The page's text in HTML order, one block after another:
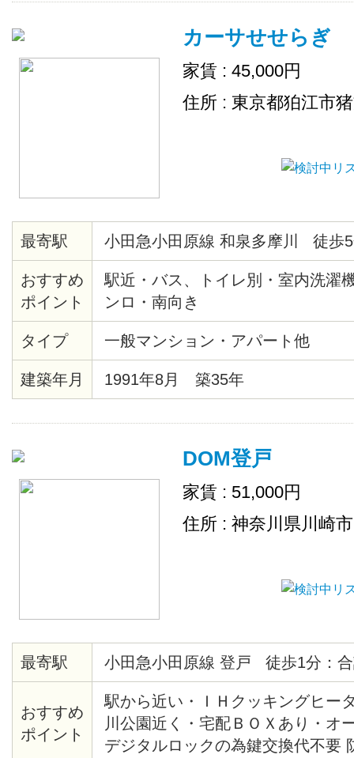
カーサせせらぎ
家賃 : 45,000円
住所 : 東京都狛江市
最寄駅 小田急小田原線 和泉多摩川 徒歩
おすすめ
ポイント
駅近・バス、トイレ別・室内洗濯
ンロ・南向き
タイプ 一般マンション・アパート他
建築年月 1991年8月 築35年
DOM登戸
家賃 : 51,000円
住所 : 神奈川県川崎
最寄駅 小田急小田原線 登戸 徒歩1分：
おすすめ
ポイント
駅から近い・ＩＨクッキングヒー
川公園近く・宅配ＢＯＸあり・オ
デジタルロックの為鍵交換代不要